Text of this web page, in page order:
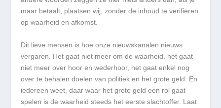
maar betaalt, plaatsen wij, zonder de inhoud te verifiëren
op waarheid en afkomst.
Dit lieve mensen is hoe onze nieuwskanalen nieuws
vergaren. Het gaat niet meer om de waarheid, het gaat
niet meer over hoor en wederhoor, het gaat enkel nog
over te behalen doelen van politiek en het grote geld. En
iedereen weet, daar waar het grote geld een rol gaat
spelen is de waarheid steeds het eerste slachtoffer. Laat